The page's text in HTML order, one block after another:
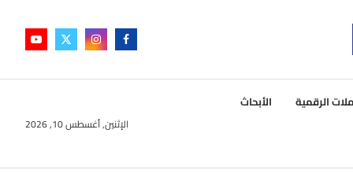
الرقمية الأبحاث
الإثنين, أغسطس 10, 2026